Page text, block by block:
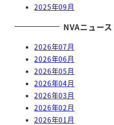
2025年09月
NVAニュー
2026年07月
2026年06月
2026年05月
2026年04月
2026年03月
2026年02月
2026年01月